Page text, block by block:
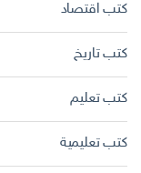
كتب اقتصاد
كتب تاريخ
كتب تعليم
كتب تعليمية